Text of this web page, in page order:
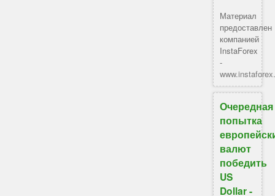
Материал
предоставлен
компанией
InstaForex
-
Очередная
попытка
валют
победить
US
Dollar -